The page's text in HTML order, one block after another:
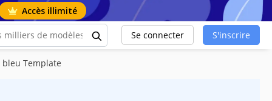
Accès illimité
Se connecter S'inscrire
Template